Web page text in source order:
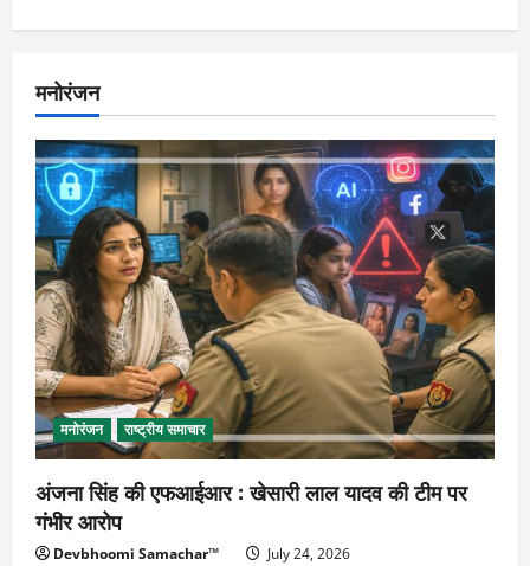
मनोरंजन
मनोरंजन राष्ट्रीय समाचार
अंजना सिंह की एफआईआर : खेसारी लाल यादव की टीम पर
गंभीर आरोप
Devbhoomi Samachar™ July 24, 2026